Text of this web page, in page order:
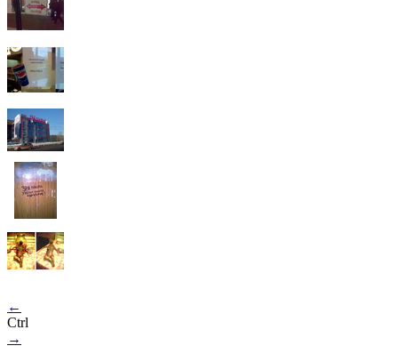
←
Ctrl
→